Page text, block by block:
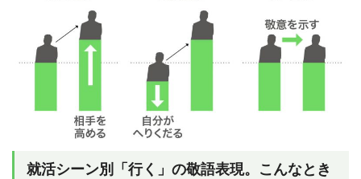
就活シーン別「行く」の敬語表現。こんなとき